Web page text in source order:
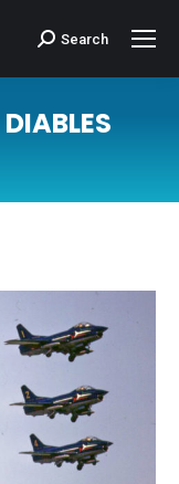
Cerca:Search
DIABLES